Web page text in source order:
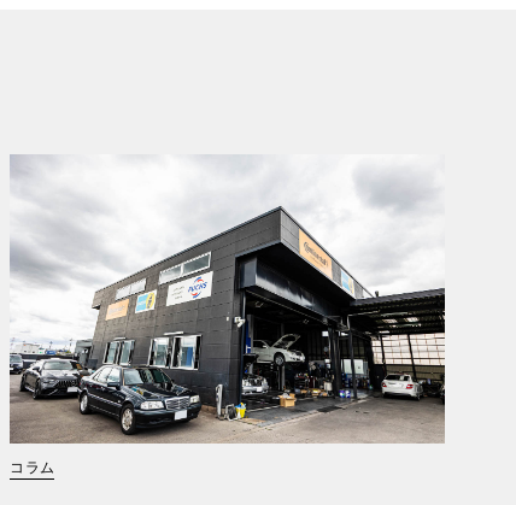
コラム